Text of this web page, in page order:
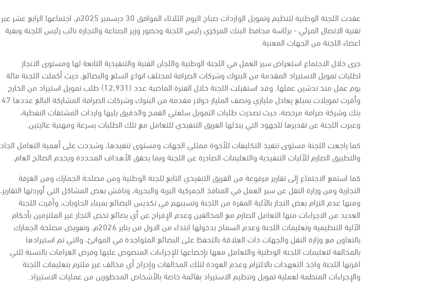
عقدت اللجنة الوطنية لتنظيم وتمويل الواردات صباح اليوم الثلاثاء الموافق 30 ديسمبر 2025م، اجتماعها الرابع عشر عبر
تقنية الاتصال المرئي - برئاسة محافظ البنك المركزي رئيس اللجنة وحضور وزير الصناعة والتجارة نائب رئيس اللجنة وبقية
اعضاء اللجنة من الجهات المعنية.
جرى خلال الاجتماع استعراض سير العمل في اللجنة الوطنية واللجان الفنية والتنفيذية التابعة لها ومستوى الانجاز
لطلبات تمويل الاستيراد المقدمة من البنوك وشركات الصرافة لمختلف انواع السلع والبضائع، حيث أكملت اللجنة مائة
يوم عمل منذ تدشين عملها. وقد استقبلت اللجنة خلال الفترة الماضية عدد (12,931) طلب تمويل استيراد من الخارج
وأقرت تمويلات بمبلغ يعادل ملياري ونصف المليار دولار مقدمة من البنوك وشركات الصرافة المشاركة البالغ عددها 47
بنك وشركة صرافة مرخصة، حيث تصدرت طلبات التمويل سلعتي القمح والدقيق يليها واردات المشتقات النفطية،
وعبرت اللجنة عن تقديرها للجهود التي يبذلها الفريق التنفيذي للتعامل مع تلك الطلبات بسرعة ومهنية عاليتين.
كما راجعت اللجنة مستوى تنفيذ التكليفات للأخوة ممثلي الجهات ومستوى تنفيذها، وشددت على أهمية التعامل الجاد
والتطبيق الصارم للآليات التنفيذية والتعليمات الصادرة عن اللجنة وبما يحقق الأهداف المحددة ويخدم الصالح العام.
كما استمع الاجتماع إلى تقارير مرفوعة من الفريق التنفيذي التابع للجنة الوطنية ومن مصلحة الجمارك ومن الغرفة
التجارية ومن وزارة النقل عن سير العمل في المنافذ الجمركية البرية والبحرية، وناقش بعض المشاكل التي أوردتها التقارير،
ومنها عدم التزام بعض التجار بالآلية المقرة من اللجنة وتسببهم في تكديس البضائع بميناء الحاويات، وأقرت اللجنة
العديد من الاجراءات منها التعامل الصارم مع المخالفين وعدم الإفراج عن أي بضائع تخص التجار غير الملتزمين بأحكام
الآلية التنظيمية وتعليمات اللجنة وعدم السماح بدخولها ابتداء من الاول من يناير 2026م، وتفويض مصلحة الجمارك
بالتعاون مع وزارة النقل والجهات ذات العلاقة بالتحفظ على البضائع المتواجدة في الموانئ، والتي تم استيرادها
بالمخالفة لتعليمات اللجنة الوطنية والتعامل معها بإخضاعها للإجراءات المنصوص عليها وفرض الغرامات بالنسبة للتي
اقرتها اللجنة واخذ التعهدات بالالتزام وعدم العودة لتلك المخالفات وإدراج أي مخالف غير ملتزم بتعليمات اللجنة
والإجراءات المنظمة لعملية تمويل وتنظيم الاستيراد بقائمة خاصة بالأشخاص المحظورين من عمليات الاستيراد.